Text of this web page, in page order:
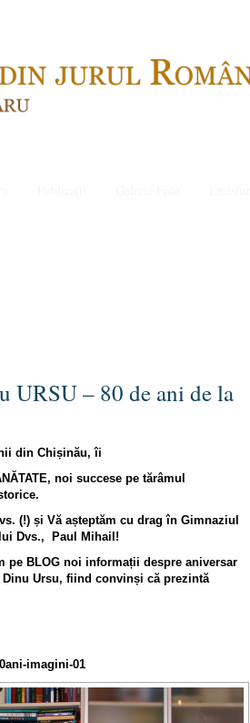
URSU – 80 de ani de la
din Chișinău, îi
noi succese pe tărâmul
(!) și Vă așteptăm cu drag în Gimnaziul
Dvs., Paul Mihail!
pe BLOG noi informații despre aniversar
Ursu, fiind convinși că prezintă
imagini-01